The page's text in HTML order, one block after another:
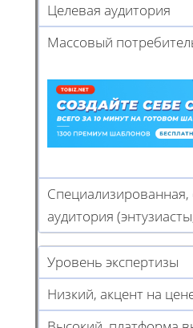
Целевая аудитория
Массовый
Специализированная,
аудитория
Уровень экспертизы
Низкий, акцент на